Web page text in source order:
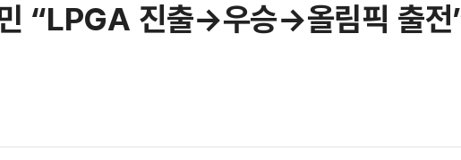
“LPGA 진출→우승→올림픽 출전